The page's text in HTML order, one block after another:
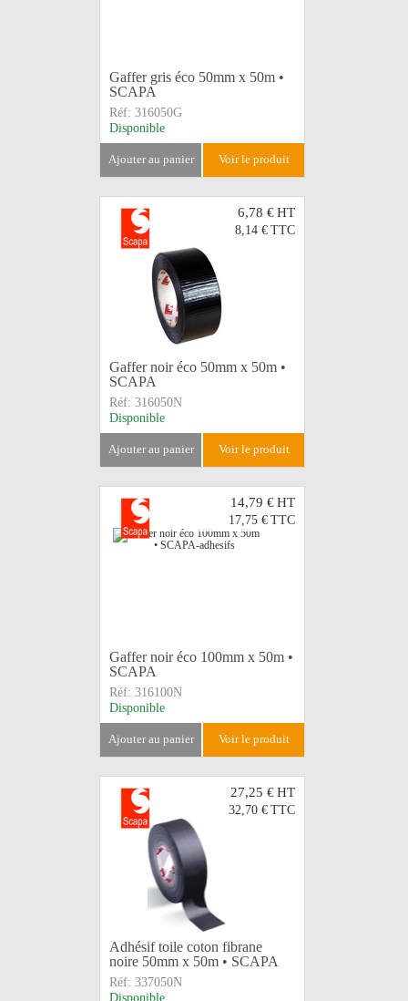
Gaffer gris éco 50mm x 50m •
SCAPA
Réf: 316050G
Disponible
ajouter au panier voir le produit
6,78 €HT
8,14 € TTC
Gaffer noir éco 50mm x 50m •
SCAPA
Réf: 316050N
Disponible
ajouter au panier voir le produit
14,79 €HT
17,75 € TTC
Gaffer noir éco 100mm x 50m •
SCAPA
Réf: 316100N
Disponible
ajouter au panier voir le produit
27,25 €HT
32,70 € TTC
Adhésif toile coton fibrane
noire 50mm x 50m • SCAPA
Réf: 337050N
Disponible